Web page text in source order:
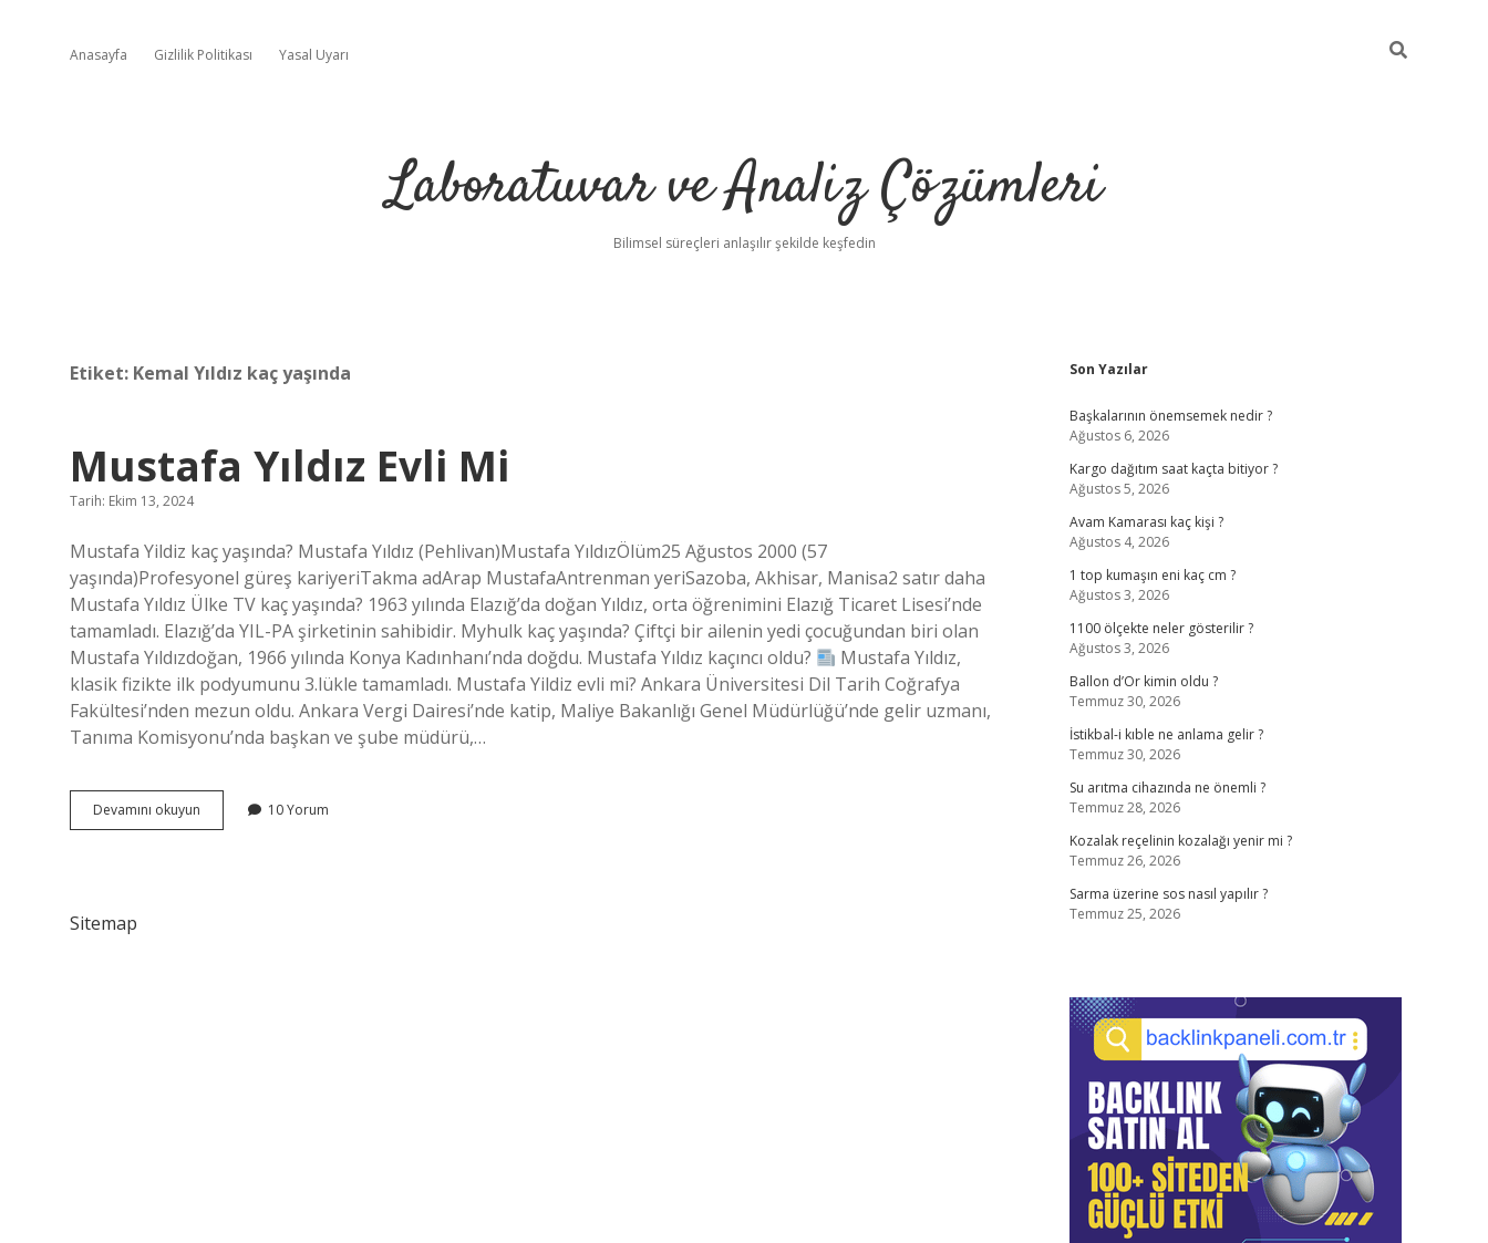
Anasayfa Gizlilik Politikası Yasal Uyarı
Laboratuvar ve Analiz Çözümleri
Bilimsel süreçleri anlaşılır şekilde keşfedin
Etiket: Kemal Yıldız kaç yaşında
Mustafa Yıldız Evli Mi
Tarih: Ekim 13, 2024
Mustafa Yildiz kaç yaşında? Mustafa Yıldız (Pehlivan)Mustafa YıldızÖlüm25 Ağustos 2000 (57
yaşında)Profesyonel güreş kariyeriTakma adArap MustafaAntrenman yeriSazoba, Akhisar, Manisa2 satır daha
Mustafa Yıldız Ülke TV kaç yaşında? 1963 yılında Elazığ’da doğan Yıldız, orta öğrenimini Elazığ Ticaret Lisesi’nde
tamamladı. Elazığ’da YIL-PA şirketinin sahibidir. Myhulk kaç yaşında? Çiftçi bir ailenin yedi çocuğundan biri olan
Mustafa Yıldızdoğan, 1966 yılında Konya Kadınhanı’nda doğdu. Mustafa Yıldız kaçıncı oldu?
Mustafa Yıldız,
klasik fizikte ilk podyumunu 3.lükle tamamladı. Mustafa Yildiz evli mi? Ankara Üniversitesi Dil Tarih Coğrafya
Fakültesi’nden mezun oldu. Ankara Vergi Dairesi’nde katip, Maliye Bakanlığı Genel Müdürlüğü’nde gelir uzmanı,
Tanıma Komisyonu’nda başkan ve şube müdürü,…
Devamını okuyun Mustafa
Yıldız
10 Yorum
Sitemap
Sidebar
Son Yazılar
Başkalarının önemsemek nedir ?
Ağustos 6, 2026
Kargo dağıtım saat kaçta bitiyor ?
Ağustos 5, 2026
Avam Kamarası kaç kişi ?
Ağustos 4, 2026
1 top kumaşın eni kaç cm ?
Ağustos 3, 2026
1100 ölçekte neler gösterilir ?
Ağustos 3, 2026
Ballon d’Or kimin oldu ?
Temmuz 30, 2026
İstikbal-i kıble ne anlama gelir ?
Temmuz 30, 2026
Su arıtma cihazında ne önemli ?
Temmuz 28, 2026
Kozalak reçelinin kozalağı yenir mi ?
Temmuz 26, 2026
Sarma üzerine sos nasıl yapılır ?
Temmuz 25, 2026